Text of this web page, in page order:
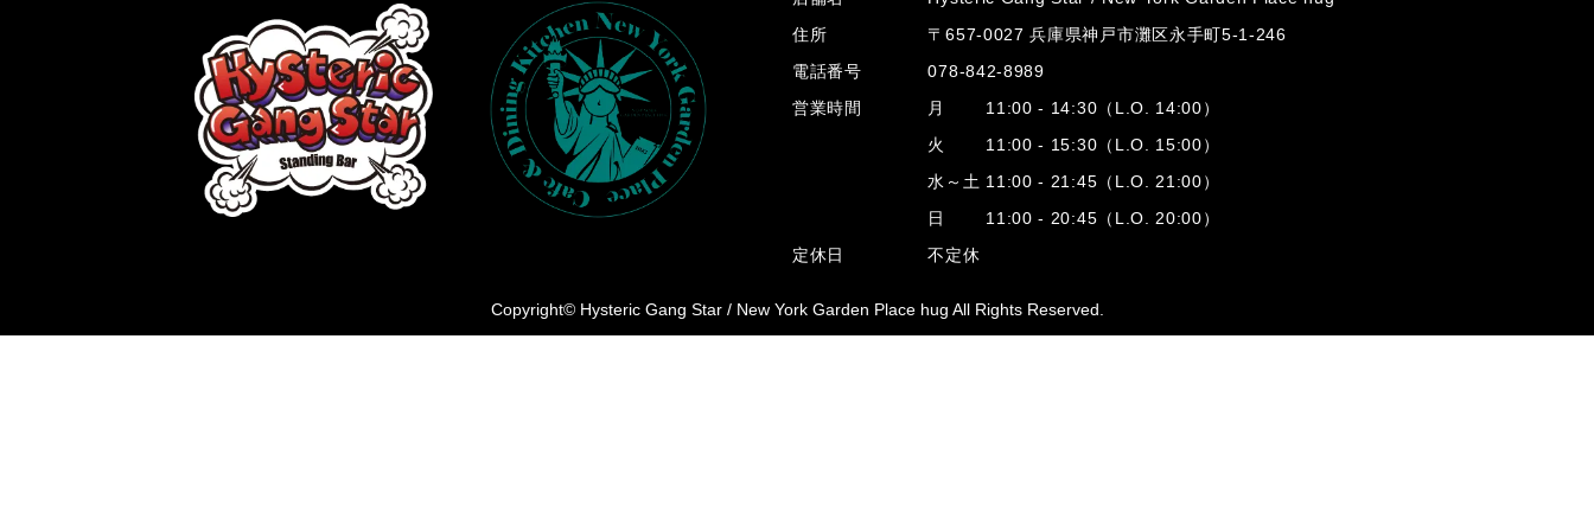
住所
〒657-0027 兵庫県神戸市灘区永手町5-1-246
電話番号
078-842-8989
営業時間
月 11:00 - 14:30（L.O. 14:00）
火 11:00 - 15:30（L.O. 15:00）
水～土 11:00 - 21:45（L.O. 21:00）
日 11:00 - 20:45（L.O. 20:00）
定休日
不定休
Copyright© Hysteric Gang Star / New York Garden Place hug All Rights Reserved.